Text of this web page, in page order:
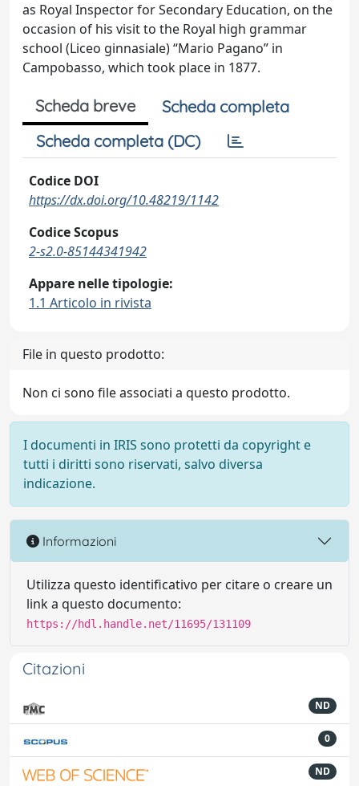
as Royal Inspector for Secondary Education, on the
occasion of his visit to the Royal high grammar
school (Liceo ginnasiale) “Mario Pagano” in
Campobasso, which took place in 1877.
Scheda breve
Scheda completa
Scheda completa (DC)
Codice DOI
https://dx.doi.org/10.48219/1142
Codice Scopus
2-s2.0-85144341942
Appare nelle tipologie:
1.1 Articolo in rivista
File in questo prodotto:
Non ci sono file associati a questo prodotto.
I documenti in IRIS sono protetti da copyright e
tutti i diritti sono riservati, salvo diversa
indicazione.
Informazioni
Utilizza questo identificativo per citare o creare un
link a questo documento:
https://hdl.handle.net/11695/131109
Citazioni
ND
0
ND